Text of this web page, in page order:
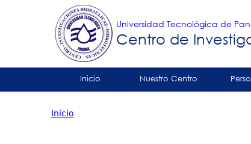
Universidad Tecnológica de
Centro de
Tropical
Principal
Inicio Nuestro Centro
Inicio